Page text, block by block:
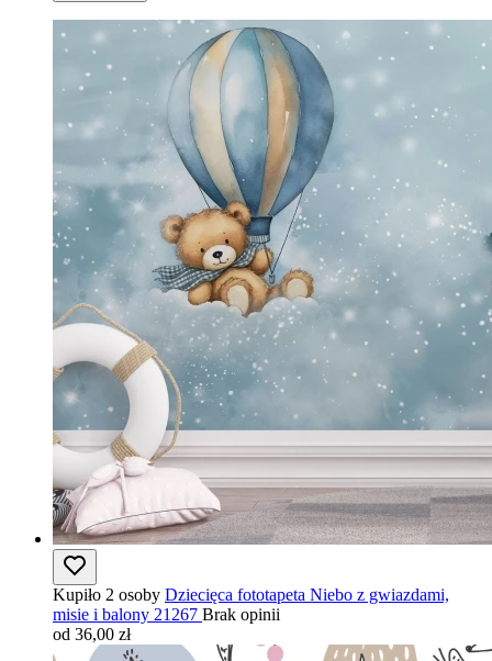
Kupiło 2 osoby Dziecięca fototapeta Niebo z gwiazdami,
misie i balony 21267 Brak opinii
od 36,00 zł